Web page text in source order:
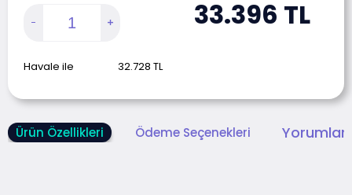
33.396 TL
Havale ile 32.728 TL
Ürün Özellikleri Ödeme Seçenekleri